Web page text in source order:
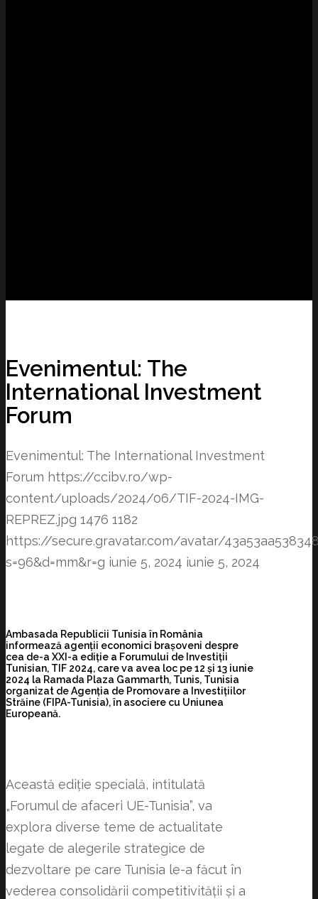
Evenimentul: The
International Investment
Forum
Evenimentul: The International Investment
Forum https://ccibv.ro/wp-
content/uploads/2024/06/TIF-2024-IMG-
REPREZ.jpg 1476 1182
https://secure.gravatar.com/avatar/
s=96&d=mm&r=g iunie 5, 2024 iunie 5, 2024
Ambasada Republicii Tunisia în România
informează agenții economici brașoveni despre
cea de-a XXI-a ediție a Forumului de Investiții
Tunisian, TIF 2024, care va avea loc pe 12 și 13 iunie
2024 la Ramada Plaza Gammarth, Tunis, Tunisia
organizat de Agenția de Promovare a Investițiilor
Străine (FIPA-Tunisia), în asociere cu Uniunea
Europeană.
Această ediție specială, intitulată
„Forumul de afaceri UE-Tunisia”, va
explora diverse teme de actualitate
legate de alegerile strategice de
dezvoltare pe care Tunisia le-a făcut în
vederea consolidării competitivității și a